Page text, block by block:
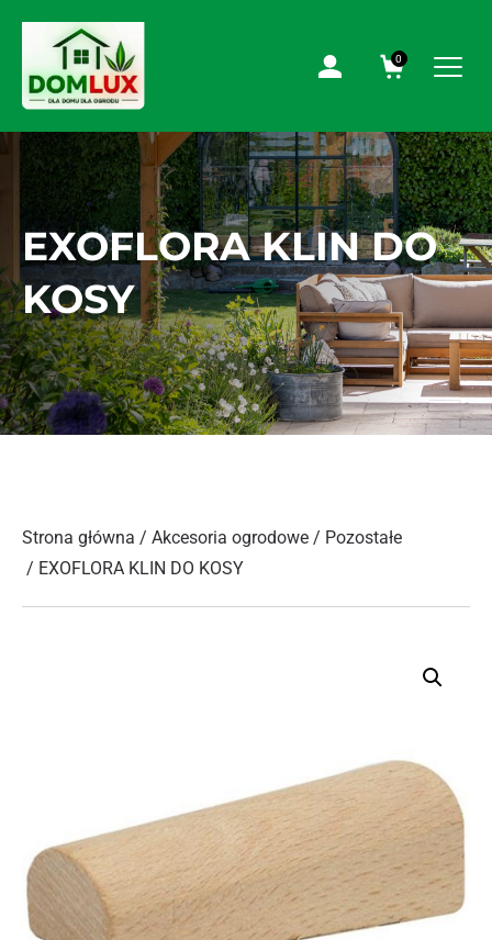
0
EXOFLORA KLIN DO
KOSY
Strona główna / Akcesoria ogrodowe / Pozostałe
/ EXOFLORA KLIN DO KOSY